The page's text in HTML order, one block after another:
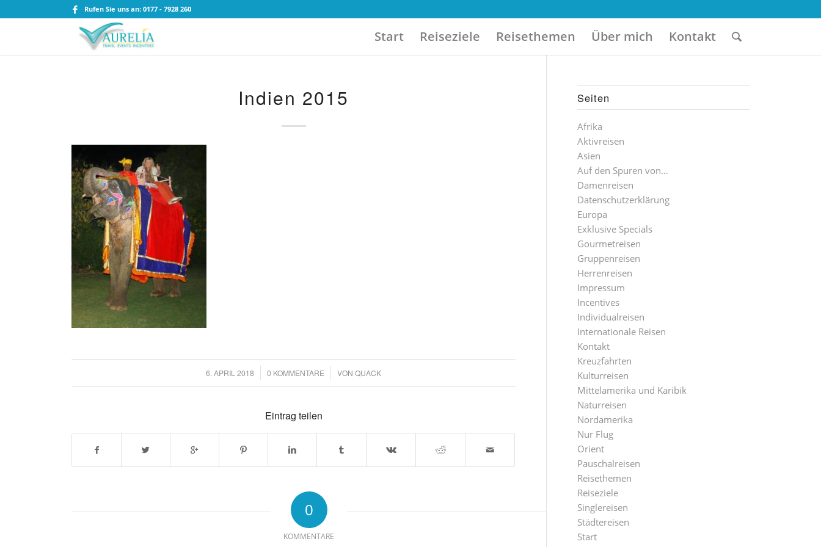
Rufen Sie uns an: 0177 - 7928 260
Start Reiseziele Reisethemen Über mich Kontakt
Indien 2015
6. APRIL 2018
/ 0 KOMMENTARE
/ VONQUACK
Eintrag teilen
0
KOMMENTARE
Seiten
Afrika
Aktivreisen
Asien
Auf den Spuren von…
Damenreisen
Datenschutzerklärung
Europa
Exklusive Specials
Gourmetreisen
Gruppenreisen
Herrenreisen
Impressum
Incentives
Individualreisen
Internationale Reisen
Kontakt
Kreuzfahrten
Kulturreisen
Mittelamerika und Karibik
Naturreisen
Nordamerika
Nur Flug
Orient
Pauschalreisen
Reisethemen
Reiseziele
Singlereisen
Städtereisen
Start